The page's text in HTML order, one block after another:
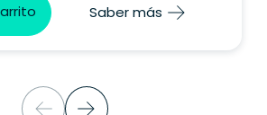
consulta y recibir una
Saber más